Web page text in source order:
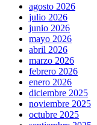
agosto 2026
julio 2026
junio 2026
mayo 2026
abril 2026
marzo 2026
febrero 2026
enero 2026
diciembre 2025
noviembre 2025
octubre 2025